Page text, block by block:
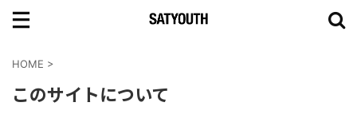
HOME >
このサイトについて